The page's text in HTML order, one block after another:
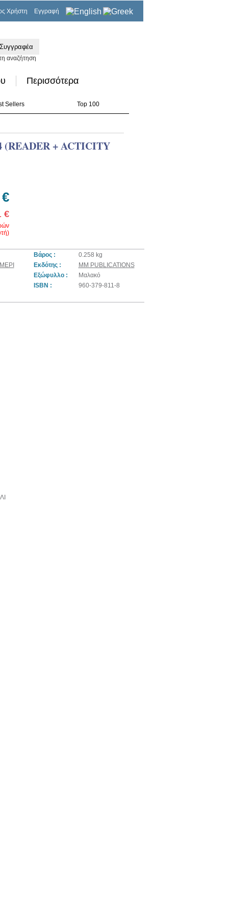
Χρήστη Εγγραφή
αναζήτηση
Περισσότερα
Sellers Top 100
(READER + ACTICITY
€
Βάρος :
0.258 kg
Εκδότης :
MM PUBLICATIONS
Εξώφυλλο :
Μαλακό
ISBN :
960-379-811-8